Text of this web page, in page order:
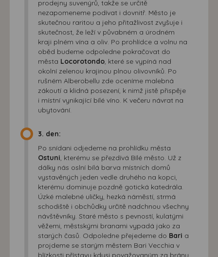
prodejny suvenýrů, takže se určitě
nezapomeneme podívat i dovnitř. Město je
skutečnou raritou a jeho přitažlivost zvyšuje i
skutečnost, že leží v půvabném a úrodném
kraji plném vína a oliv. Po prohlídce a volnu na
oběd budeme odpoledne pokračovat do
města Locorotondo , které se vypíná nad
okolní zelenou krajinou plnou olivovníků. Po
rušném Alberobellu zde oceníme malebná
zákoutí a klidná posezení, k nimž jistě přispěje
i místní vynikající bílé víno. K večeru návrat na
ubytování.
3. den:
Po snídani odjedeme na prohlídku města
Ostuni , kterému se přezdívá Bílé město. Už z
dálky nás oslní bílá barva místních domů
vystavěných jeden vedle druhého na kopci,
kterému dominuje pozdně gotická katedrála.
Úzké malebné uličky, hezká náměstí, strmá
schodiště i obchůdky určitě nadchnou všechny
návštěvníky. Staré město s pevností, kulatými
věžemi, městskými branami vypadá jako za
starých časů. Odpoledne přejedeme do Bari a
projdeme se starým městem Bari Vecchia v
blízkosti přístavu kdysi považovaným za bránu